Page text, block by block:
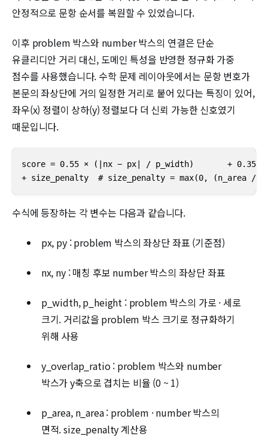
안정적으로 문항 순서를 복원할 수 있었습니다.
이후 problem 박스와 number 박스의 연결은 단순
유클리디안 거리 대신, 도메인 특성을 반영한 정규화 가중
점수를 사용했습니다. 수학 문제 레이아웃에서는 문항 번호가
본문의 좌상단에 거의 일정한 거리로 붙어 있다는 특징이 있어,
좌우(x) 정렬이 상하(y) 정렬보다 더 신뢰 가능한 신호였기
때문입니다.
score = 0.55 × (|nx − px| / p_width)       +
+ size_penalty  # size_penalty = max(0, (n_area /
수식에 등장하는 각 변수는 다음과 같습니다.
px, py : problem 박스의 좌상단 좌표 (기준점)
nx, ny : 매칭 후보 number 박스의 좌상단 좌표
p_width, p_height : problem 박스의 가로 · 세로
크기. 거리값을 problem 박스 크기로 정규화하기
위해 사용
y_overlap_ratio : problem 박스와 number
박스가 y축으로 겹치는 비율 (0 ~ 1)
p_area, n_area : problem · number 박스의
면적. size_penalty 계산용